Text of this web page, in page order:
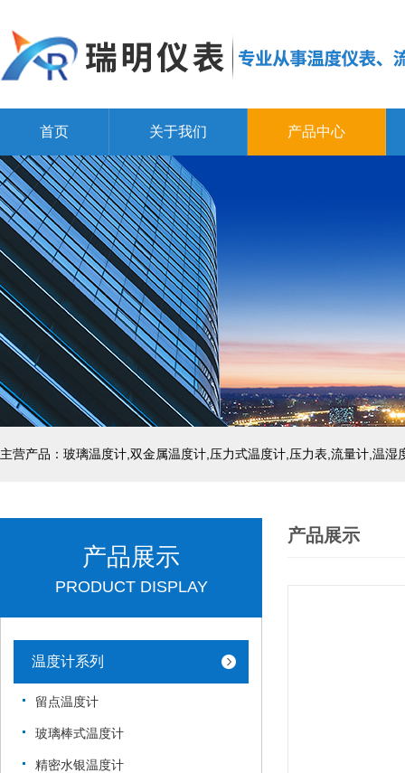
首页 关于我们 产品中心
产品展示
PRODUCT DISPLAY
温度计系列
留点温度计
玻璃棒式温度计
精密水银温度计
产品展示